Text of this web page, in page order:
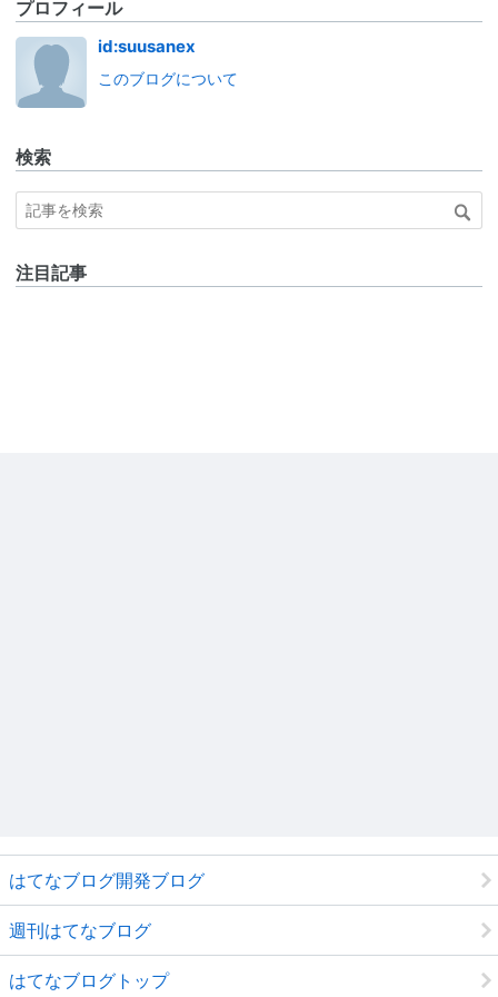
プロフィール
id:suusanex
このブログについて
検索
注目記事
はてなブログ開発ブログ
週刊はてなブログ
はてなブログトップ